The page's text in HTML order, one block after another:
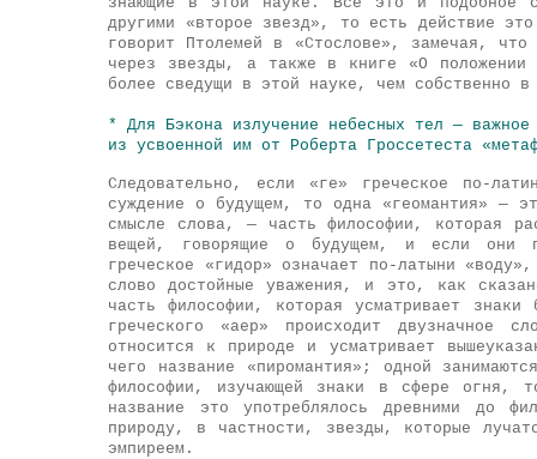
другими «второе звезд», то есть действие
говорит Птолемей в «Стослове», замечая,
через звезды, а также в книге «О положении
более сведущи в этой науке, чем собственно в
* Для Бэкона излучение небесных тел —
из усвоенной им от Роберта Гроссетеста
Следовательно, если «ге» греческое по-
суждение о будущем, то одна «геомантия» —
смысле слова, — часть философии, которая
вещей, говорящие о будущем, и если они
греческое «гидор» означает по-латыни
слово достойные уважения, и это, как
часть философии, которая усматривает
греческого «аер» происходит
относится к природе и усматривает
чего название «пиромантия»; одной
философии, изучающей знаки в сфере огня,
название это употреблялось древними до
природу, в частности, звезды, которые
эмпиреем.